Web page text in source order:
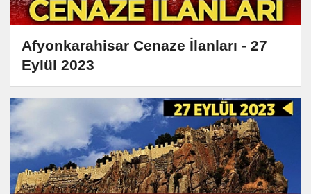
Afyonkarahisar Cenaze İlanları - 27
Eylül 2023